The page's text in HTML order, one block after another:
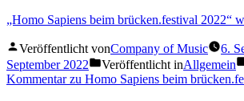
„Homo Sapiens beim brücken.festival 2022“
Veröffentlicht vonCompany of Music 6.
September 2022
Veröffentlicht inAllgemein
Kommentarzu Homo Sapiens beim